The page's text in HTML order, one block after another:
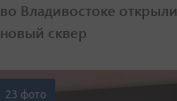
во Владивостоке открыли
новый сквер
23 фото